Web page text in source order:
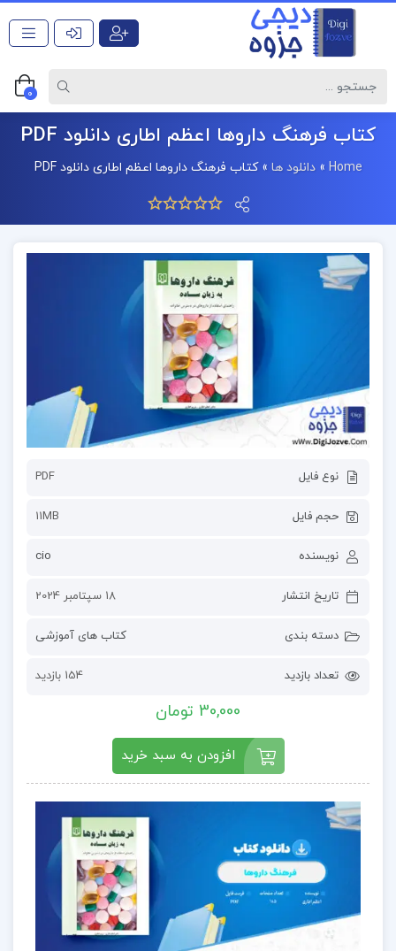
0
کتاب فرهنگ داروها اعظم اطاری دانلود PDF
Home
»دانلود ها »کتاب فرهنگ داروها اعظم اطاری دانلود PDF
نوع فایل PDF
حجم فایل 11MB
نویسنده cio
تاریخ انتشار 18 سپتامبر 2024
دسته بندی کتاب های آموزشی
تعداد بازدید 154 بازدید
30,000 تومان
افزودن به سبد خرید